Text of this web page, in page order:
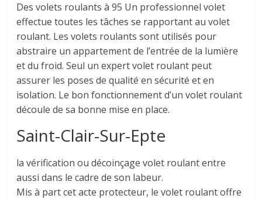
Des volets roulants à 95 Un professionnel volet
effectue toutes les tâches se rapportant au volet
roulant. Les volets roulants sont utilisés pour
abstraire un appartement de l’entrée de la lumière
et du froid. Seul un expert volet roulant peut
assurer les poses de qualité en sécurité et en
isolation. Le bon fonctionnement d’un volet roulant
découle de sa bonne mise en place.
Saint-Clair-Sur-Epte
la vérification ou décoinçage volet roulant entre
aussi dans le cadre de son labeur.
Mis à part cet acte protecteur, le volet roulant offre